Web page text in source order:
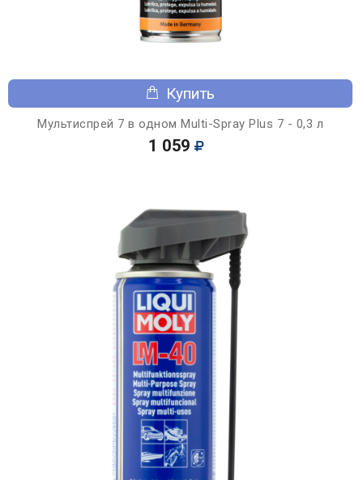
Купить
Мультиспрей 7 в одном Multi-Spray Plus 7 - 0,3 л
1 059